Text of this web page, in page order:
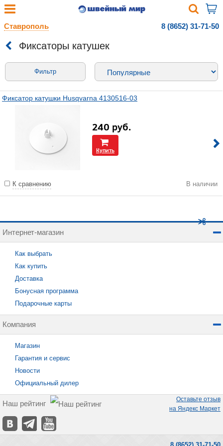
Ставрополь 8 (8652) 31-71-50
Фиксаторы катушек
Фильтр
Фиксатор катушки Husqvarna 4130516-03
240 руб.
Купить
К сравнению В наличии
Интернет-магазин
Как выбрать
Как купить
Доставка
Бонусная программа
Подарочные карты
Компания
Магазин
Гарантия и сервис
Новости
Официальный дилер
Наш рейтинг
Оставьте отзыв
на Яндекс Маркет